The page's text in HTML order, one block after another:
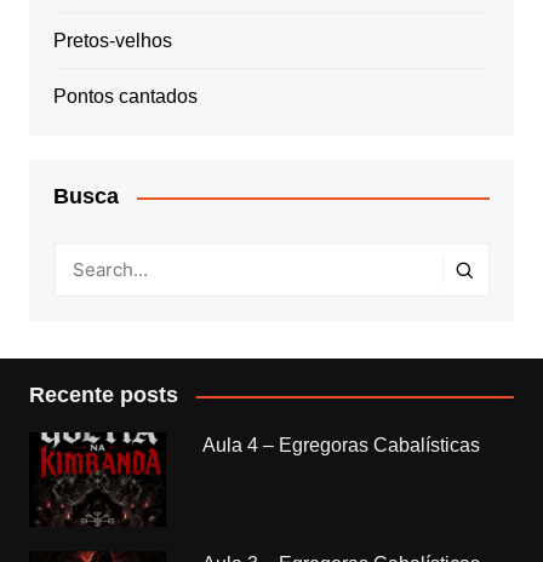
Pretos-velhos
Pontos cantados
Busca
Recente posts
Aula 4 – Egregoras Cabalísticas